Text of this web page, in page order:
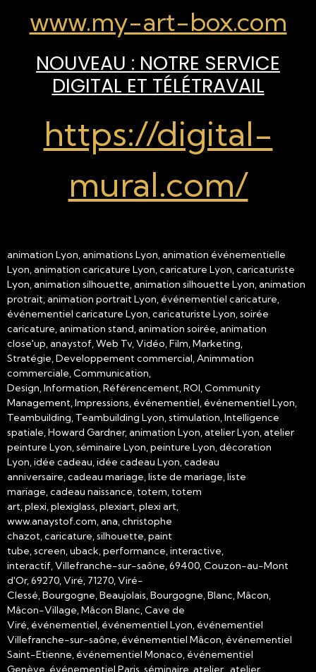
www.my-art-box.com
NOUVEAU : NOTRE SERVICE
DIGITAL ET TÉLÉTRAVAIL
https://digital-
mural.com/
animation Lyon, animations Lyon, animation événementielle
Lyon, animation caricature Lyon, caricature Lyon, caricaturiste
Lyon, animation silhouette, animation silhouette Lyon, animation
protrait, animation portrait Lyon, événementiel caricature,
événementiel caricature Lyon, caricaturiste Lyon, soirée
caricature, animation stand, animation soirée, animation
close'up, anaystof, Web Tv, Vidéo, Film, Marketing,
Stratégie, Developpement commercial, Animmation
commerciale, Communication,
Design, Information, Référencement, ROI, Community
Management, Impressions, événementiel, événementiel Lyon,
Teambuilding, Teambuilding Lyon, stimulation, Intelligence
spatiale, Howard Gardner, animation Lyon, atelier Lyon, atelier
peinture Lyon, séminaire Lyon, peinture Lyon, décoration
Lyon, idée cadeau, idée cadeau Lyon, cadeau
anniversaire, cadeau mariage, liste de mariage, liste
mariage, cadeau naissance, totem, totem
art, plexi, plexiglass, plexiart, plexi art,
www.anaystof.com, ana, christophe
chazot, caricature, silhouette, paint
tube, screen, uback, performance, interactive,
interactif, Villefranche-sur-saône, 69400, Couzon-au-Mont
d'Or, 69270, Viré, 71270, Viré-
Clessé, Bourgogne, Beaujolais, Bourgogne, Blanc, Mâcon,
Mâcon-Village, Mâcon Blanc, Cave de
Viré, événementiel, événementiel Lyon, événementiel
Villefranche-sur-saône, événementiel Mâcon, événementiel
Saint-Etienne, événementiel Monaco, événementiel
Genève, événementiel Paris, séminaire, atelier , atelier